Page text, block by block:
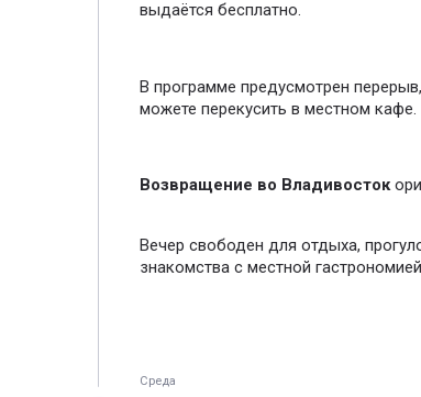
выдаётся бесплатно.
В программе предусмотрен
можете перекусить в местном кафе.
Возвращение во Владивосток
Вечер свободен для отдыха,
знакомства с местной
Среда